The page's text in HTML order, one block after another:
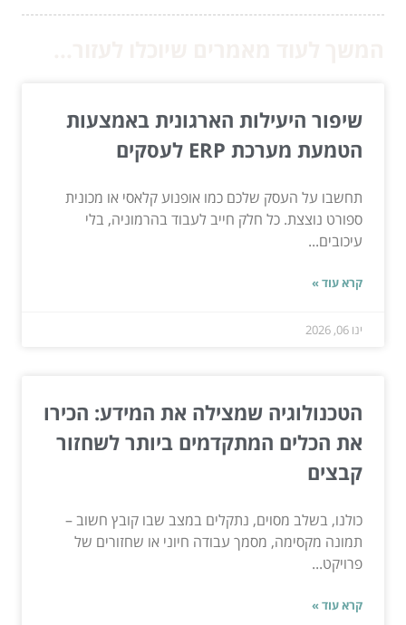
שיפור היעילות הארגונית באמצעות
הטמעת מערכת ERP לעסקים
תחשבו על העסק שלכם כמו אופנוע קלאסי או מכונית
ספורט נוצצת. כל חלק חייב לעבוד בהרמוניה, בלי
עיכובים...
קרא עוד »
ינו 06, 2026
הטכנולוגיה שמצילה את המידע: הכירו
את הכלים המתקדמים ביותר לשחזור
קבצים
כולנו, בשלב מסוים, נתקלים במצב שבו קובץ חשוב –
תמונה מקסימה, מסמך עבודה חיוני או שחזורים של
פרויקט...
קרא עוד »